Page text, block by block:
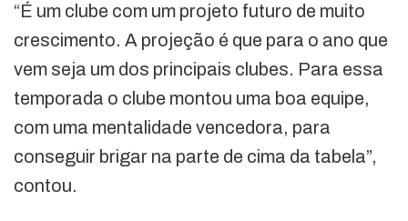
“É um clube com um projeto futuro de muito
crescimento. A projeção é que para o ano que
vem seja um dos principais clubes. Para essa
temporada o clube montou uma boa equipe,
com uma mentalidade vencedora, para
conseguir brigar na parte de cima da tabela”,
contou.